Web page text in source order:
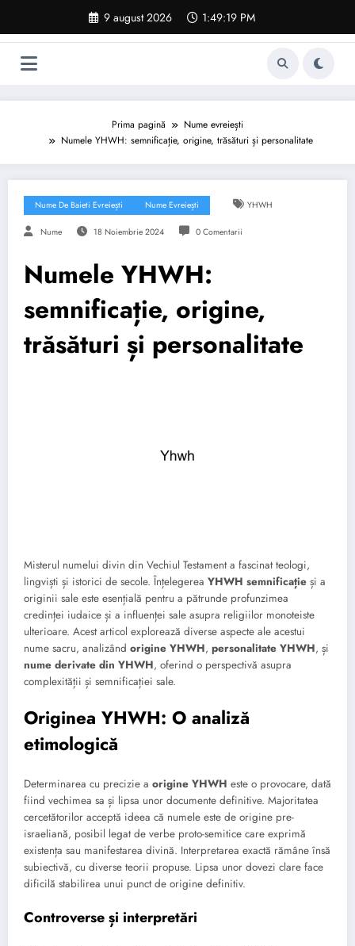
conținut
9 august 2026 1:49:20 PM
Prima pagină
Nume evreiești
Numele YHWH: semnificație, origine, trăsături și personalitate
Nume De Baieti Evreiești Nume Evreiești YHWH
Nume 18 Noiembrie 2024 0 Comentarii
Numele YHWH:
semnificație, origine,
trăsături și personalitate
Misterul numelui divin din Vechiul Testament a fascinat teologi,
lingviști și istorici de secole. Înțelegerea YHWH semnificație și a
originii sale este esențială pentru a pătrunde profunzimea
credinței iudaice și a influenței sale asupra religiilor monoteiste
ulterioare. Acest articol explorează diverse aspecte ale acestui
nume sacru, analizând origine YHWH, personalitate YHWH, și
nume derivate din YHWH, oferind o perspectivă asupra
complexității și semnificației sale.
Originea YHWH: O analiză
etimologică
Determinarea cu precizie a origine YHWH este o provocare, dată
fiind vechimea sa și lipsa unor documente definitive. Majoritatea
cercetătorilor acceptă ideea că numele este de origine pre-
israeliană, posibil legat de verbe proto-semitice care exprimă
existența sau manifestarea divină. Interpretarea exactă rămâne însă
subiectivă, cu diverse teorii propuse. Lipsa unor dovezi clare face
dificilă stabilirea unui punct de origine definitiv.
Controverse și interpretări